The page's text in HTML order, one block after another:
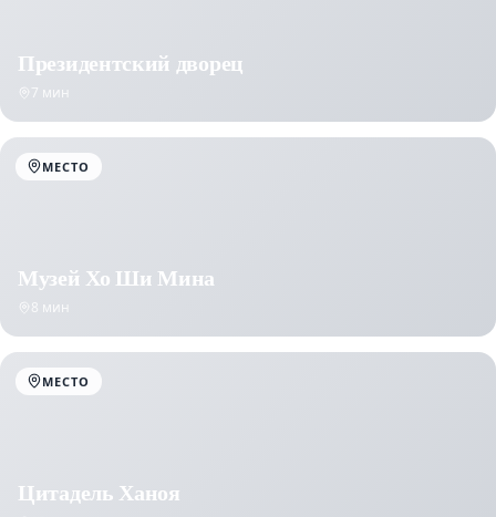
Президентский дворец
7 мин
МЕСТО
Музей Хо Ши Мина
8 мин
МЕСТО
Цитадель Ханоя